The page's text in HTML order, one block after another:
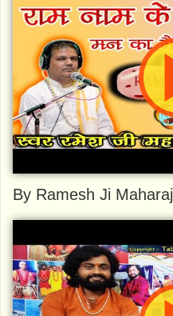
By Ramesh Ji Maharaj